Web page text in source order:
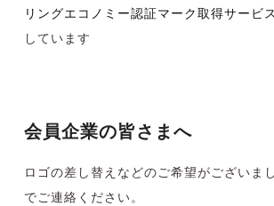
リングエコノミー認証マーク取得サービス
しています
会員企業の皆さまへ
ロゴの差し替えなどのご希望がございま
でご連絡ください。